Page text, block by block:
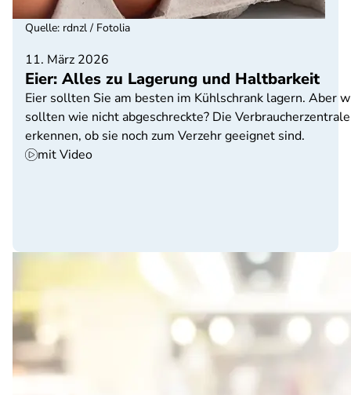
11. März 2026
Eier: Alles zu Lagerung und Haltbarkeit
Eier sollten Sie am besten im Kühlschrank lagern. Aber
sollten wie nicht abgeschreckte? Die
erkennen, ob sie noch zum Verzehr geeignet sind.
mit Video
Quelle: rdnzl / Fotolia